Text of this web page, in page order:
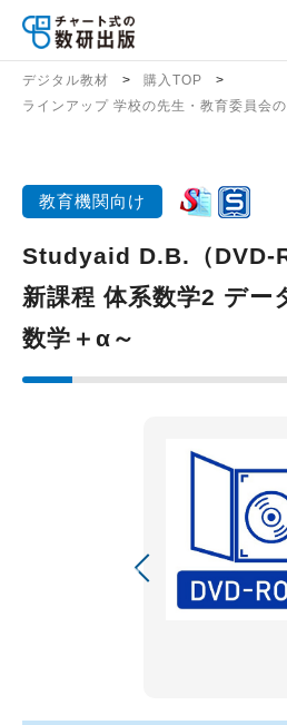
デジタル教材
購入TOP
ラインアップ 学校の先生・教育委員会
教育機関向け
Studyaid D.B.（DVD-
新課程 体系数学2 デ
数学＋α～